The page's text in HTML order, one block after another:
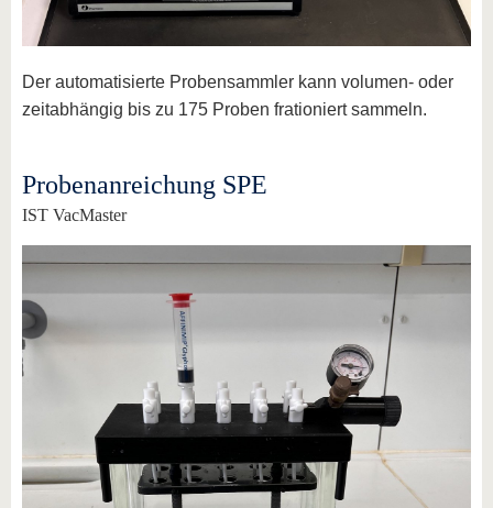
Der automatisierte Probensammler kann volumen- oder
zeitabhängig bis zu 175 Proben frationiert sammeln.
Probenanreichung SPE
IST VacMaster